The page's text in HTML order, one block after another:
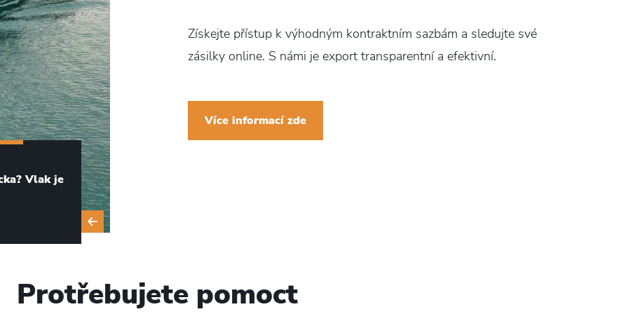
Vlak je
zásilky.
Získejte přístup k výhodným kontraktním sazbám a sledujte své
zásilky online. S námi je export transparentní a efektivní.
Více informací zde
Protřebujete pomoct